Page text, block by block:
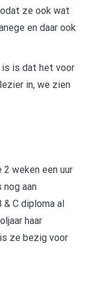
ze ook wat
en daar ook
is is dat het voor
in, we zien
weken een uur
aan
& C diploma al
haar
ze bezig voor